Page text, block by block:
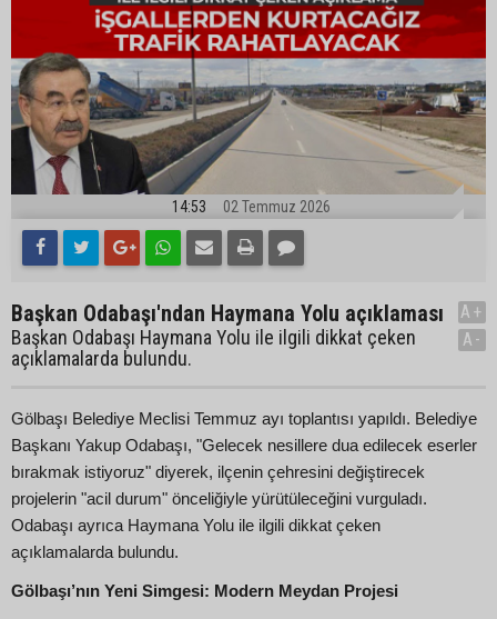
14:53 02 Temmuz 2026
Başkan Odabaşı'ndan Haymana Yolu açıklaması
Başkan Odabaşı Haymana Yolu ile ilgili dikkat çeken
açıklamalarda bulundu.
A+
A-
Gölbaşı Belediye Meclisi Temmuz ayı toplantısı yapıldı. Belediye
Başkanı Yakup Odabaşı, "Gelecek nesillere dua edilecek eserler
bırakmak istiyoruz" diyerek, ilçenin çehresini değiştirecek
projelerin "acil durum" önceliğiyle yürütüleceğini vurguladı.
Odabaşı ayrıca Haymana Yolu ile ilgili dikkat çeken
açıklamalarda bulundu.
Gölbaşı’nın Yeni Simgesi: Modern Meydan Projesi